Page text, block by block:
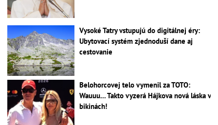
Vysoké Tatry vstupujú do digitálnej éry:
Ubytovací systém zjednoduší dane aj
cestovanie
Belohorcovej telo vymenil za TOTO:
Wauuu... Takto vyzerá Hájkova nová láska v
bikinách!